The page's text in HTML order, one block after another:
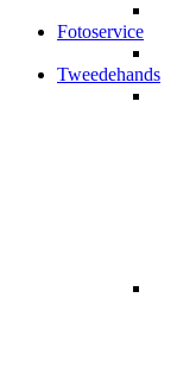
Fotoservice
Tweedehands